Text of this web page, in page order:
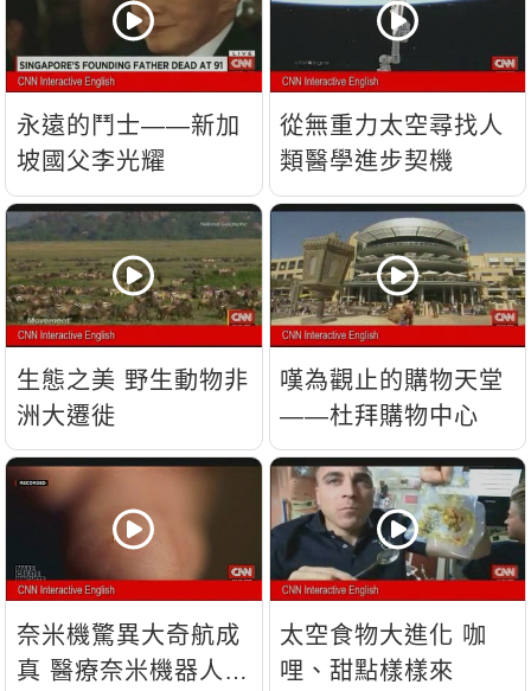
永遠的鬥士——新加
坡國父李光耀
從無重力太空尋找人
類醫學進步契機
生態之美 野生動物非
洲大遷徙
嘆為觀止的購物天堂
——杜拜購物中心
奈米機驚異大奇航成
真 醫療奈米機器人問
太空食物大進化 咖
哩、甜點樣樣來